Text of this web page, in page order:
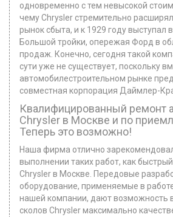
одновременно с тем невысокой
чему Chrysler стремительно
рынок сбыта, и к 1929 году выступал
Большой тройки, опережая Форд в
продаж. Конечно, сегодня такой
сути уже не существует, поскольку
автомобилестроительном рынке
совместная корпорация Даймлер-
Квалифицированный ремонт
Chrysler в Москве и по
Теперь это возможно!
Наша фирма отлично
выполнении таких работ, как
Chrysler в Москве. Передовые
оборудование, применяемые в
нашей компании, дают возможность
сколов Chrysler максимально